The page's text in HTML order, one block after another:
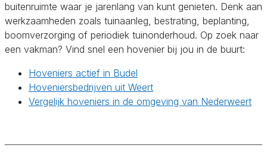
buitenruimte waar je jarenlang van kunt genieten. Denk aan
werkzaamheden zoals tuinaanleg, bestrating, beplanting,
boomverzorging of periodiek tuinonderhoud. Op zoek naar
een vakman? Vind snel een hovenier bij jou in de buurt:
Hoveniers actief in Budel
Hoveniersbedrijven uit Weert
Vergelijk hoveniers in de omgeving van Nederweert